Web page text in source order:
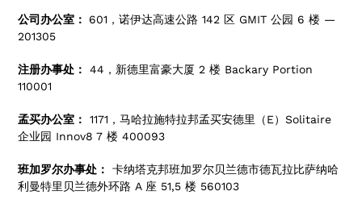
公司办公室： 601，诺伊达高速公路 142 区 GMIT 公园 6 楼 —
201305
注册办事处：
44，新德里富豪大厦 2 楼 Backary Portion
110001
孟买办公室：
1171，马哈拉施特拉邦孟买安德里（E）Solitaire
企业园 Innov8 7 楼 400093
班加罗尔办事处：
卡纳塔克邦班加罗尔贝兰德市德瓦拉比萨纳哈
利曼特里贝兰德外环路 A 座 51,5 楼 560103